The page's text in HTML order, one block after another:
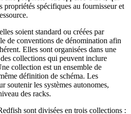
propriétés spécifiques au fournisseur et
soient standard ou créées par
de conventions de dénomination afin
Elles sont organisées dans une
collections qui peuvent inclure
collection est un ensemble de
définition de schéma. Les
soutenir les systèmes autonomes,
des racks.
sont divisées en trois collections :